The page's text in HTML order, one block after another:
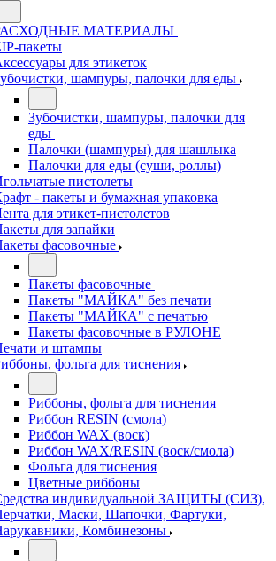
МАТЕРИАЛЫ
пакеты
для этикеток
шампуры, палочки для еды
Зубочистки, шампуры, палочки для
еды
Палочки (шампуры) для шашлыка
Палочки для еды (суши, роллы)
пистолеты
- пакеты и бумажная упаковка
для этикет-пистолетов
для запайки
фасовочные
Пакеты фасовочные
Пакеты "МАЙКА" без печати
Пакеты "МАЙКА" с печатью
Пакеты фасовочные в РУЛОНЕ
и штампы
фольга для тиснения
Риббоны, фольга для тиснения
Риббон RESIN (смола)
Риббон WAX (воск)
Риббон WAX/RESIN (воск/смола)
Фольга для тиснения
Цветные риббоны
индивидуальной ЗАЩИТЫ (СИЗ),
Маски, Шапочки, Фартуки,
Комбинезоны